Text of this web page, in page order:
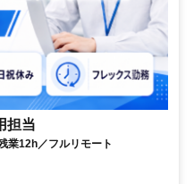
担当
業12h／フルリモート